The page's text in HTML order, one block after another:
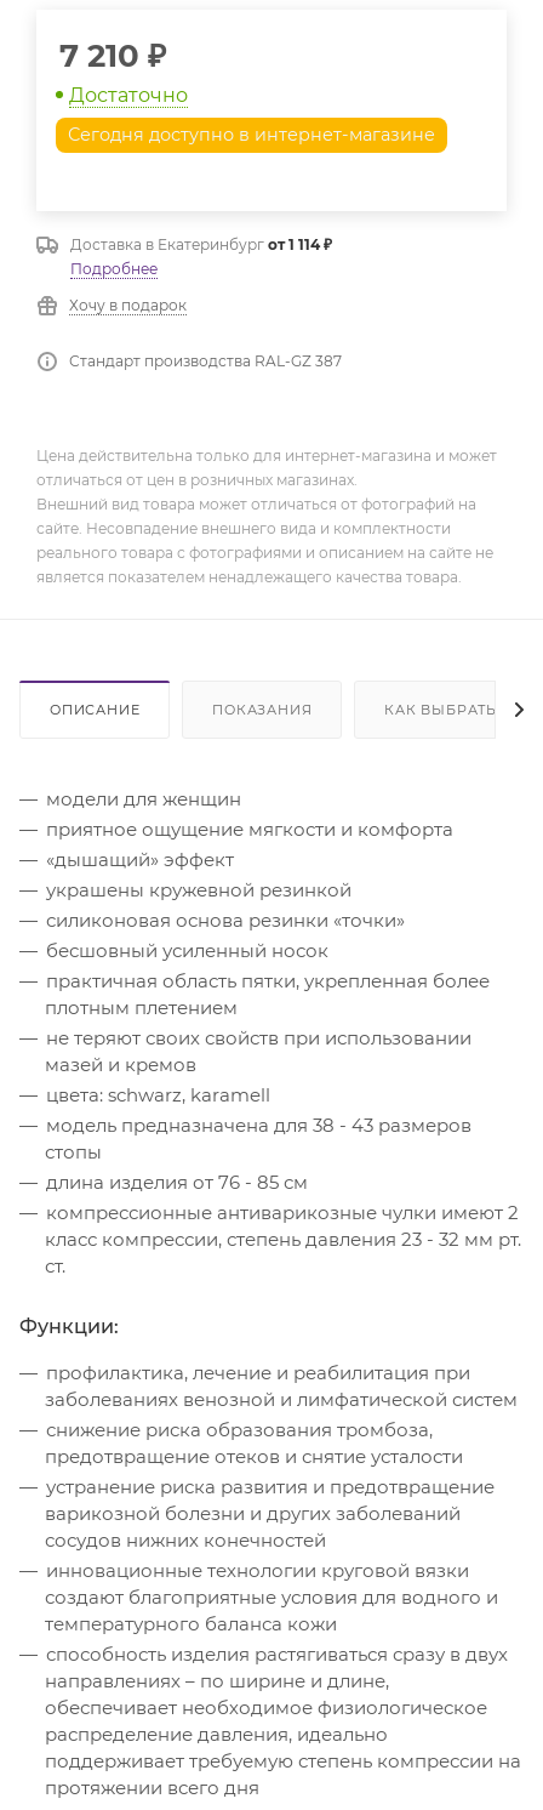
7 210 ₽
Достаточно
Сегодня доступно в интернет-магазине
Доставка в Екатеринбург от 1 114 ₽
Подробнее
Хочу в подарок
Стандарт производства RAL-GZ 387
Цена действительна только для интернет-магазина и может
отличаться от цен в розничных магазинах.
Внешний вид товара может отличаться от фотографий на
сайте. Несовпадение внешнего вида и комплектности
реального товара с фотографиями и описанием на сайте не
является показателем ненадлежащего качества товара.
ОПИСАНИЕ ПОКАЗАНИЯ КАК ВЫБРАТЬ
модели для женщин
приятное ощущение мягкости и комфорта
«дышащий» эффект
украшены кружевной резинкой
силиконовая основа резинки «точки»
бесшовный усиленный носок
практичная область пятки, укрепленная более
плотным плетением
не теряют своих свойств при использовании
мазей и кремов
цвета: schwarz, karamell
модель предназначена для 38 - 43 размеров
стопы
длина изделия от 76 - 85 см
компрессионные антиварикозные чулки имеют 2
класс компрессии, степень давления 23 - 32 мм рт.
ст.
Функции:
профилактика, лечение и реабилитация при
заболеваниях венозной и лимфатической систем
снижение риска образования тромбоза,
предотвращение отеков и снятие усталости
устранение риска развития и предотвращение
варикозной болезни и других заболеваний
сосудов нижних конечностей
инновационные технологии круговой вязки
создают благоприятные условия для водного и
температурного баланса кожи
способность изделия растягиваться сразу в двух
направлениях – по ширине и длине,
обеспечивает необходимое физиологическое
распределение давления, идеально
поддерживает требуемую степень компрессии на
протяжении всего дня